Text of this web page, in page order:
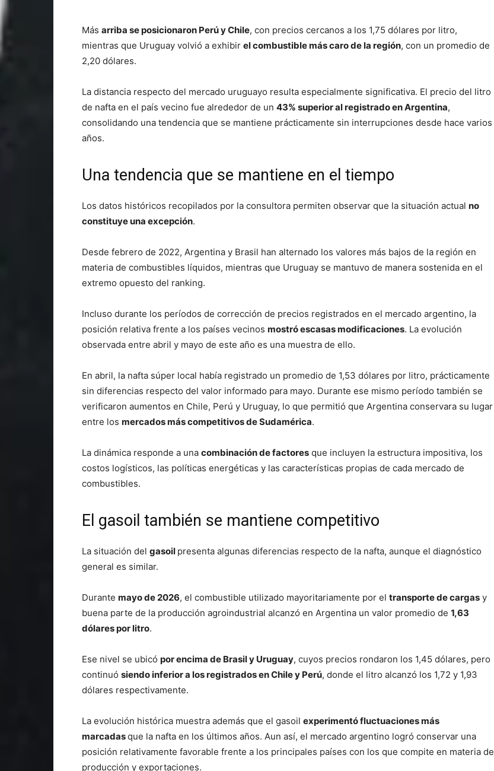
Más arriba se posicionaron Perú y Chile, con precios cercanos a los 1,75 dólares por litro,
mientras que Uruguay volvió a exhibir el combustible más caro de la región, con un promedio de
2,20 dólares.
La distancia respecto del mercado uruguayo resulta especialmente significativa. El precio del litro
de nafta en el país vecino fue alrededor de un 43% superior al registrado en Argentina,
consolidando una tendencia que se mantiene prácticamente sin interrupciones desde hace varios
años.
Una tendencia que se mantiene en el tiempo
Los datos históricos recopilados por la consultora permiten observar que la situación actual no
constituye una excepción.
Desde febrero de 2022, Argentina y Brasil han alternado los valores más bajos de la región en
materia de combustibles líquidos, mientras que Uruguay se mantuvo de manera sostenida en el
extremo opuesto del ranking.
Incluso durante los períodos de corrección de precios registrados en el mercado argentino, la
posición relativa frente a los países vecinos mostró escasas modificaciones. La evolución
observada entre abril y mayo de este año es una muestra de ello.
En abril, la nafta súper local había registrado un promedio de 1,53 dólares por litro, prácticamente
sin diferencias respecto del valor informado para mayo. Durante ese mismo período también se
verificaron aumentos en Chile, Perú y Uruguay, lo que permitió que Argentina conservara su lugar
entre los mercados más competitivos de Sudamérica.
La dinámica responde a una combinación de factores que incluyen la estructura impositiva, los
costos logísticos, las políticas energéticas y las características propias de cada mercado de
combustibles.
El gasoil también se mantiene competitivo
La situación del gasoil presenta algunas diferencias respecto de la nafta, aunque el diagnóstico
general es similar.
Durante mayo de 2026, el combustible utilizado mayoritariamente por el transporte de cargas y
buena parte de la producción agroindustrial alcanzó en Argentina un valor promedio de 1,63
dólares por litro.
Ese nivel se ubicó por encima de Brasil y Uruguay, cuyos precios rondaron los 1,45 dólares, pero
continuó siendo inferior a los registrados en Chile y Perú, donde el litro alcanzó los 1,72 y 1,93
dólares respectivamente.
La evolución histórica muestra además que el gasoil experimentó fluctuaciones más
marcadasque la nafta en los últimos años. Aun así, el mercado argentino logró conservar una
posición relativamente favorable frente a los principales países con los que compite en materia de
producción y exportaciones.